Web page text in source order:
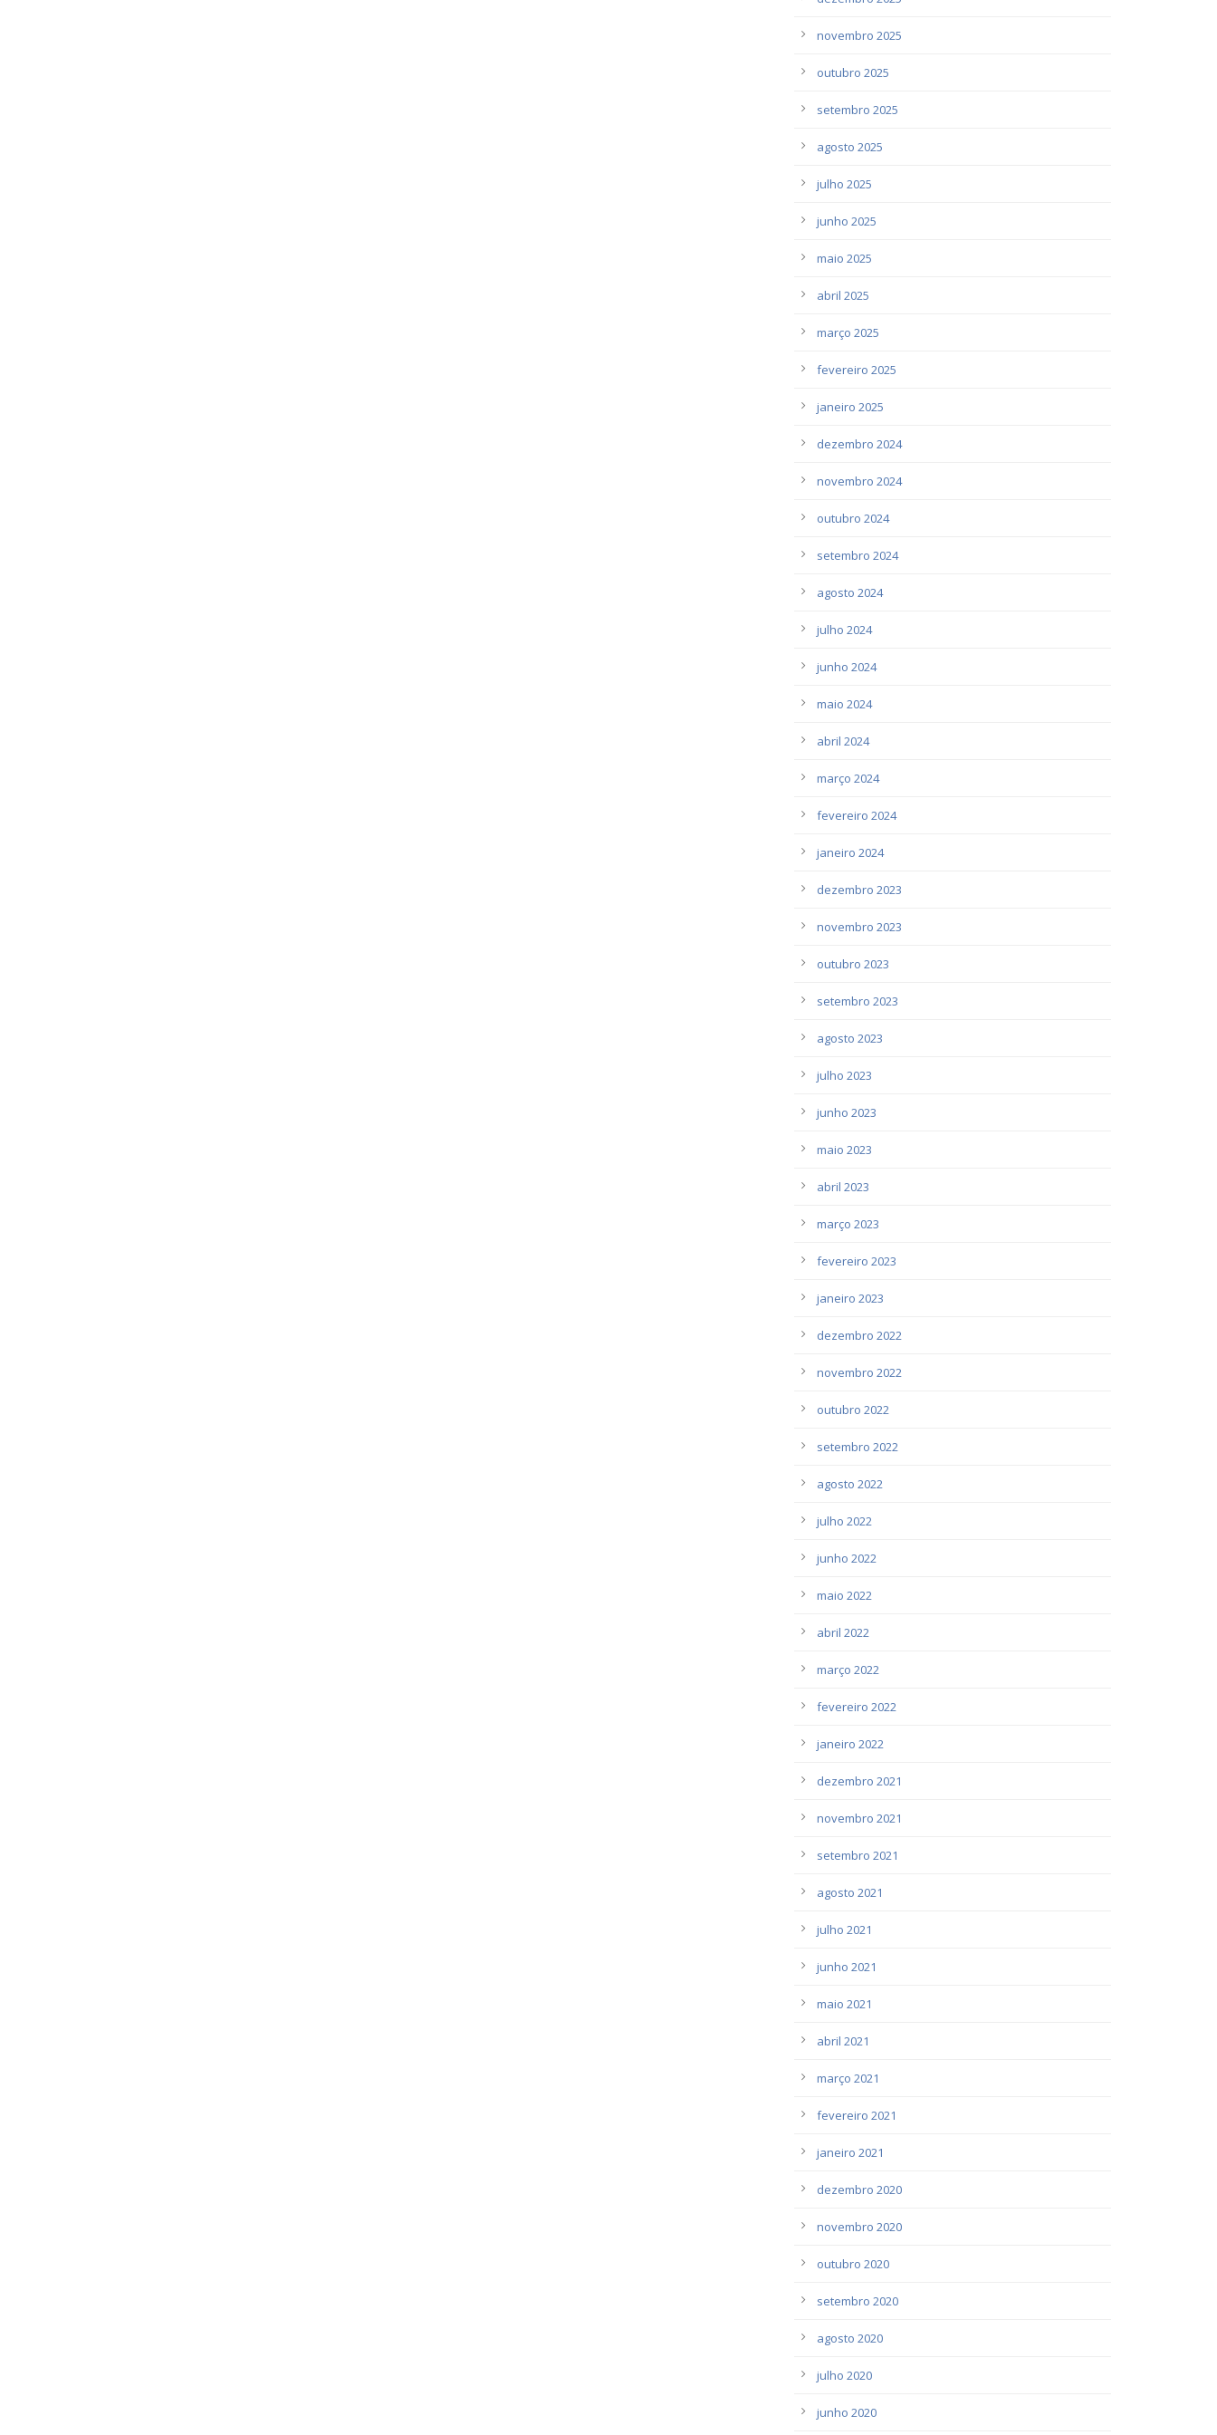
novembro 2025
outubro 2025
setembro 2025
agosto 2025
julho 2025
junho 2025
maio 2025
abril 2025
março 2025
fevereiro 2025
janeiro 2025
dezembro 2024
novembro 2024
outubro 2024
setembro 2024
agosto 2024
julho 2024
junho 2024
maio 2024
abril 2024
março 2024
fevereiro 2024
janeiro 2024
dezembro 2023
novembro 2023
outubro 2023
setembro 2023
agosto 2023
julho 2023
junho 2023
maio 2023
abril 2023
março 2023
fevereiro 2023
janeiro 2023
dezembro 2022
novembro 2022
outubro 2022
setembro 2022
agosto 2022
julho 2022
junho 2022
maio 2022
abril 2022
março 2022
fevereiro 2022
janeiro 2022
dezembro 2021
novembro 2021
setembro 2021
agosto 2021
julho 2021
junho 2021
maio 2021
abril 2021
março 2021
fevereiro 2021
janeiro 2021
dezembro 2020
novembro 2020
outubro 2020
setembro 2020
agosto 2020
julho 2020
junho 2020